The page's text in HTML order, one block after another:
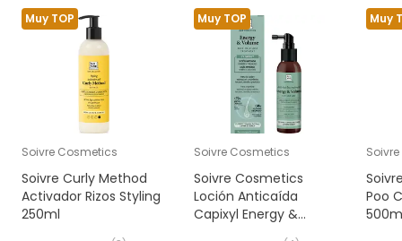
Muy TOP
Soivre Cosmetics
Soivre Curly Method
Activador Rizos Styling
250ml
Muy TOP
Soivre Cosmetics
Soivre Cosmetics
Loción Anticaída
Capixyl Energy &
Muy
Poo